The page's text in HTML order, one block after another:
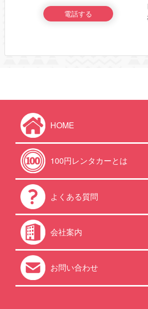
電話する
HOME
100円レンタカーとは
よくある質問
会社案内
お問い合わせ